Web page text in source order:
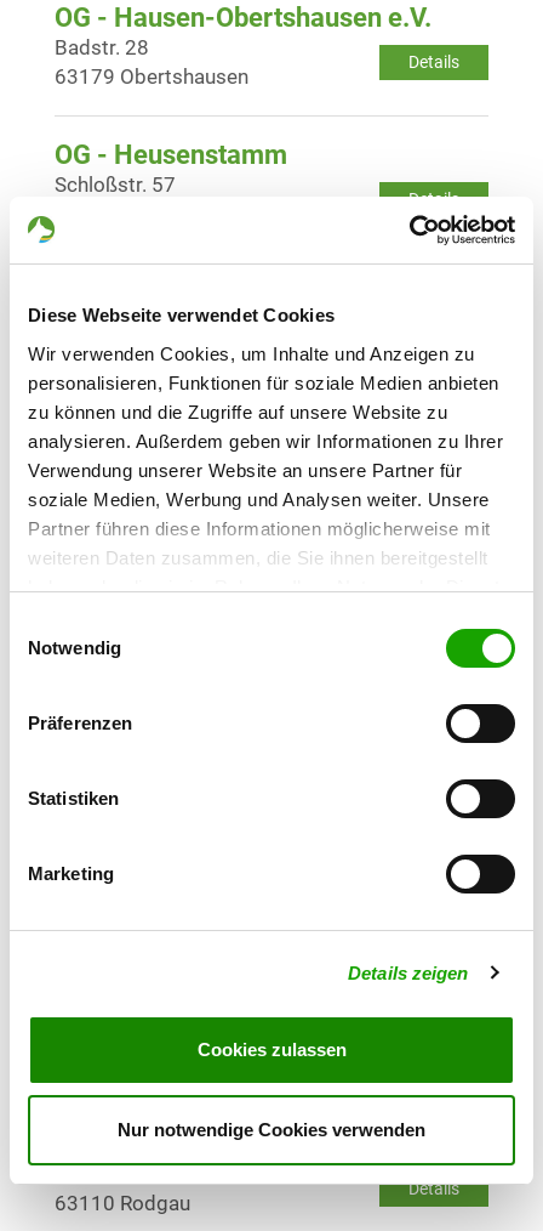
Diese Webseite verwendet Cookies
Wir verwenden Cookies, um Inhalte und Anzeigen zu
personalisieren, Funktionen für soziale Medien anbieten
zu können und die Zugriffe auf unsere Website zu
analysieren. Außerdem geben wir Informationen zu Ihrer
Verwendung unserer Website an unsere Partner für
soziale Medien, Werbung und Analysen weiter. Unsere
Partner führen diese Informationen möglicherweise mit
weiteren Daten zusammen, die Sie ihnen bereitgestellt
haben oder die sie im Rahmen Ihrer Nutzung der Dienste
Cookies, wenn Sie unsere Webseite weiterhin nutzen.
Notwendig
Präferenzen
Statistiken
Marketing
Details zeigen
Cookies zulassen
Nur notwendige Cookies verwenden
OG - Hausen-Obertshausen e.V.
Details
Badstr. 28
63179 Obertshausen
OG - Heusenstamm
Details
Schloßstr. 57
Im Linnen
63477 Maintal-Dörnigheim
OG - Mühlheim/Main
Details
Spessartstr. 155
63165 Mühlheim
OG - Nieder-Roden e.V.
Neckarstraße, Ecke Hörnergraben
Details
An der Klingenstr.
Details
Am Waldstadion 15
OG - Roßdorf und Umgebung
Details
Details
Hauptstr. 207
63110 Rodgau